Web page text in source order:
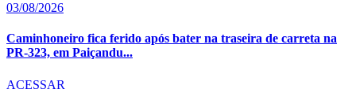
03/08/2026
Caminhoneiro fica ferido após bater na traseira de carreta na
PR-323, em Paiçandu...
ACESSAR